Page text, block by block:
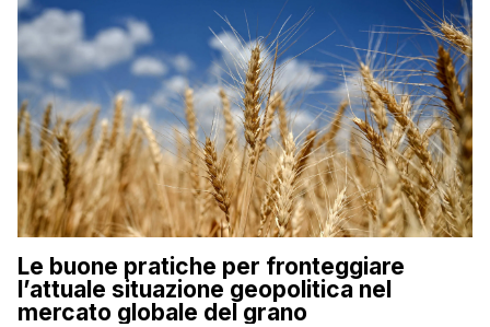
Le buone pratiche per fronteggiare
l’attuale situazione geopolitica nel
mercato globale del grano